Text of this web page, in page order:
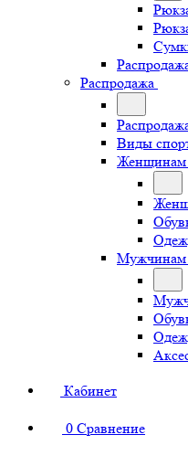
Распродажа
Виды
Женщинам
Мужчинам
Кабинет
0 Сравнение